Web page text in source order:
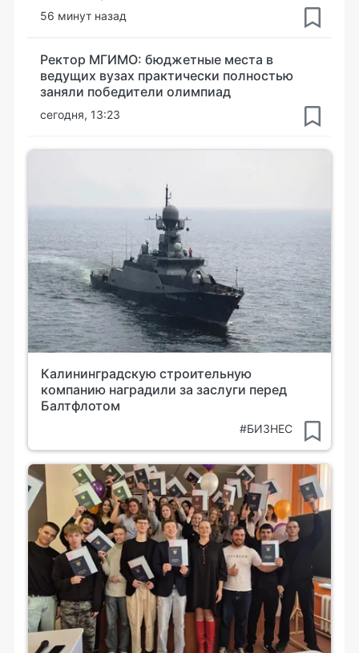
56 минут назад
Ректор МГИМО: бюджетные места в
ведущих вузах практически полностью
заняли победители олимпиад
сегодня, 13:23
Калининградскую строительную
компанию наградили за заслуги перед
Балтфлотом
#БИЗНЕС